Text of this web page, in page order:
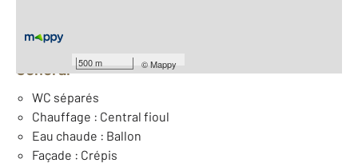
500 m ©Mappy
Équipements
Général
WC séparés
Chauffage : Central fioul
Eau chaude : Ballon
Façade : Crépis